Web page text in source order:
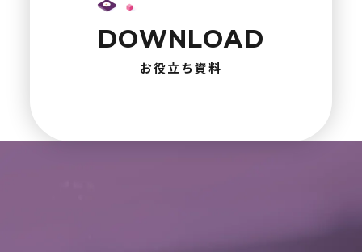
DOWNLOAD
お役立ち資料